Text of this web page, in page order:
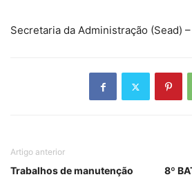
Secretaria da Administração (Sead)
Artigo anterior
Trabalhos de manutenção
8º